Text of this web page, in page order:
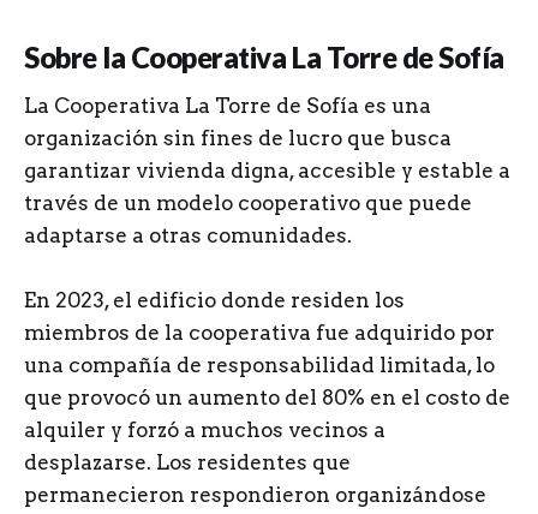
Sobre la Cooperativa La Torre de Sofía
La Cooperativa La Torre de Sofía es una
organización sin fines de lucro que busca
garantizar vivienda digna, accesible y estable a
través de un modelo cooperativo que puede
adaptarse a otras comunidades.
En 2023, el edificio donde residen los
miembros de la cooperativa fue adquirido por
una compañía de responsabilidad limitada, lo
que provocó un aumento del 80% en el costo de
alquiler y forzó a muchos vecinos a
desplazarse. Los residentes que
permanecieron respondieron organizándose